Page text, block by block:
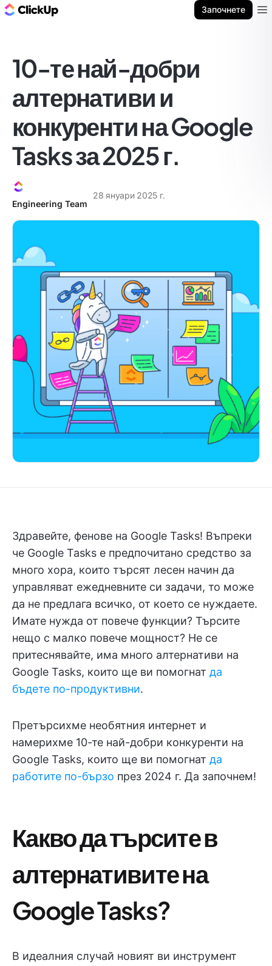
Започнете
10-те най-добри
алтернативи и
конкуренти на Google
Tasks за 2025 г.
Engineering Team
28 януари 2025 г.
Здравейте, фенове на Google Tasks! Въпреки
че Google Tasks е предпочитано средство за
много хора, които търсят лесен начин да
управляват ежедневните си задачи, то може
да не предлага всичко, от което се нуждаете.
Имате нужда от повече функции? Търсите
нещо с малко повече мощност? Не се
притеснявайте, има много алтернативи на
Google Tasks, които ще ви помогнат да
бъдете по-продуктивни.
Претърсихме необятния интернет и
намерихме 10-те най-добри конкуренти на
Google Tasks, които ще ви помогнат да
работите по-бързо през 2024 г. Да започнем!
Какво да търсите в
алтернативите на
Google Tasks?
В идеалния случай новият ви инструмент